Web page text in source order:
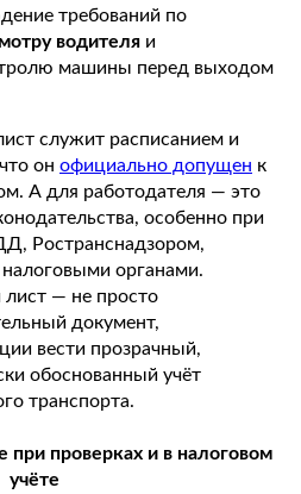
требований по
водителя и
машины перед выходом
служит расписанием и
он официально допущен к
А для работодателя — это
особенно при
Ространснадзором,
органами.
лист — не просто
документ,
вести прозрачный,
обоснованный учёт
транспорта.
при проверках и в налоговом
учёте